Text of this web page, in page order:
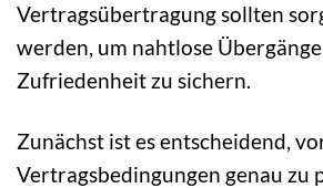
Vertragsübertragung sollten
werden, um nahtlose
Zufriedenheit zu sichern.
Zunächst ist es entscheidend,
Vertragsbedingungen genau zu